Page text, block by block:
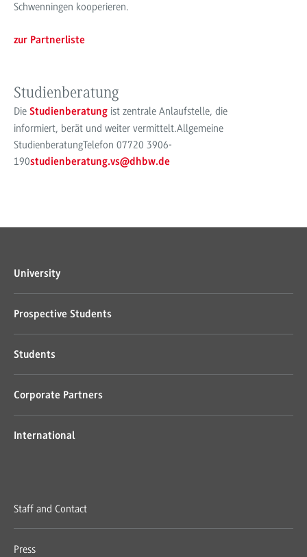
Schwenningen kooperieren.
zur Partnerliste
Studienberatung
DieStudienberatung ist zentrale Anlaufstelle, die
informiert, berät und weiter vermittelt.Allgemeine
StudienberatungTelefon 07720 3906-
190studienberatung.vs@dhbw.de
University
Prospective Students
Students
Corporate Partners
International
Staff and Contact
Press